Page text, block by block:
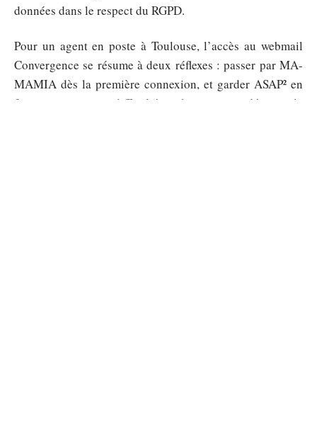
données dans le respect du RGPD.
Pour un agent en poste à Toulouse, l’accès au webmail
Convergence se résume à deux réflexes : passer par MA-
MAMIA dès la première connexion, et garder ASAP² en
favori pour toute difficulté technique qui dépasse le